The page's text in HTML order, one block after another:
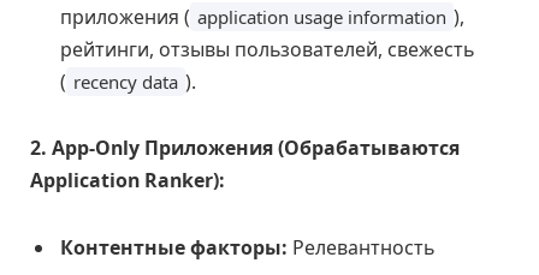
приложения ( application usage information ),
рейтинги, отзывы пользователей, свежесть
( recency data ).
2. App-Only Приложения (Обрабатываются
Application Ranker):
Контентные факторы: Релевантность